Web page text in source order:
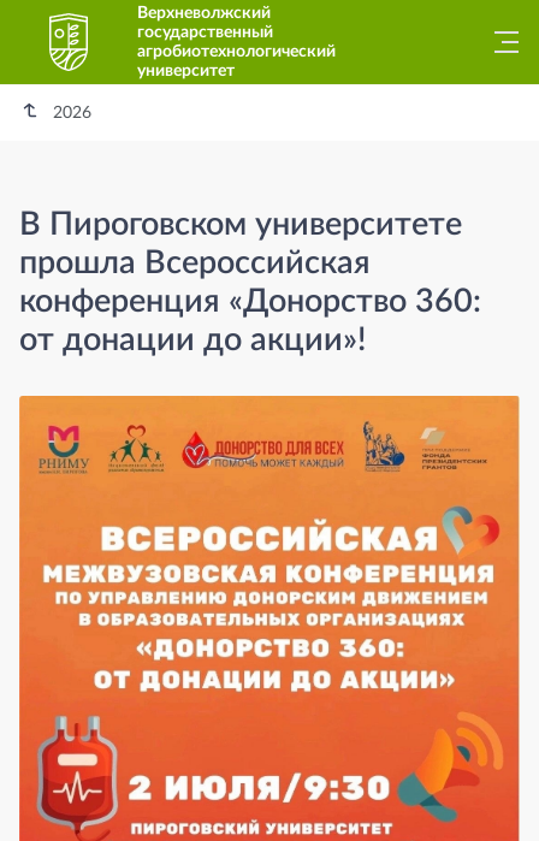
Верхневолжский
государственный
агробиотехнологический
университет
2026
В Пироговском университете
прошла Всероссийская
конференция «Донорство 360:
от донации до акции»!